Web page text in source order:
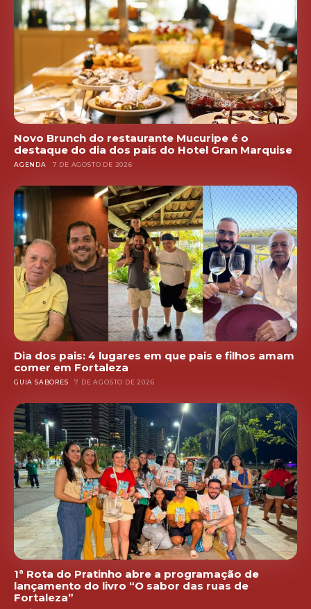
Novo Brunch do restaurante Mucuripe é o
destaque do dia dos pais do Hotel Gran Marquise
AGENDA 7 DE AGOSTO DE 2026
Dia dos pais: 4 lugares em que pais e filhos amam
comer em Fortaleza
GUIA SABORES 7 DE AGOSTO DE 2026
1ª Rota do Pratinho abre a programação de
lançamento do livro “O sabor das ruas de
Fortaleza”